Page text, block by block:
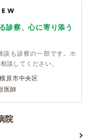
診察、心に寄り添う
談も診察の一部です。ホ
談してください。
原市中央区
医師
院